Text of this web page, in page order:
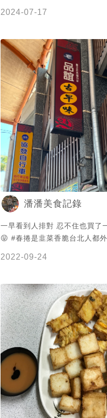
2024-07-17
潘潘美食記錄
一早看到人排對 忍不住也買了
😝 #春捲是韭菜香脆台北人都
2022-09-24